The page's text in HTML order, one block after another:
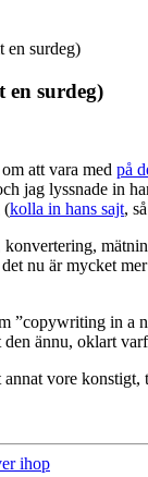
en surdeg)
en surdeg)
att vara med på
lyssnade in
(kolla in hans sajt,
konvertering,
nu är mycket
”copywriting in a
ännu, oklart
vore konstigt,
ihop